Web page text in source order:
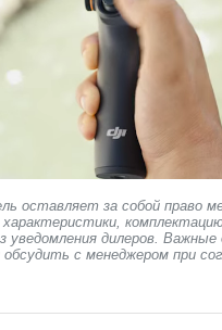
оставляет за собой право
характеристики,
уведомления дилеров.
с менеджером при